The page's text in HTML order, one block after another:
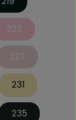
223
227
231
235